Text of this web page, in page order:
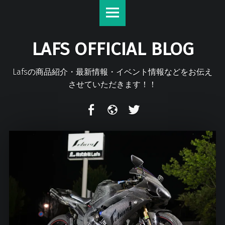
navigation
o
e
LAFS OFFICIAL BLOG
Lafsの商品紹介・最新情報・イベント情報などをお伝え
させていただきます！！
c
e
b
o
k
m
t
e
r